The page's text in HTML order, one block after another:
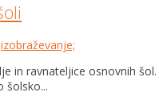
izobraževanje;
in ravnateljice osnovnih
šolsko...